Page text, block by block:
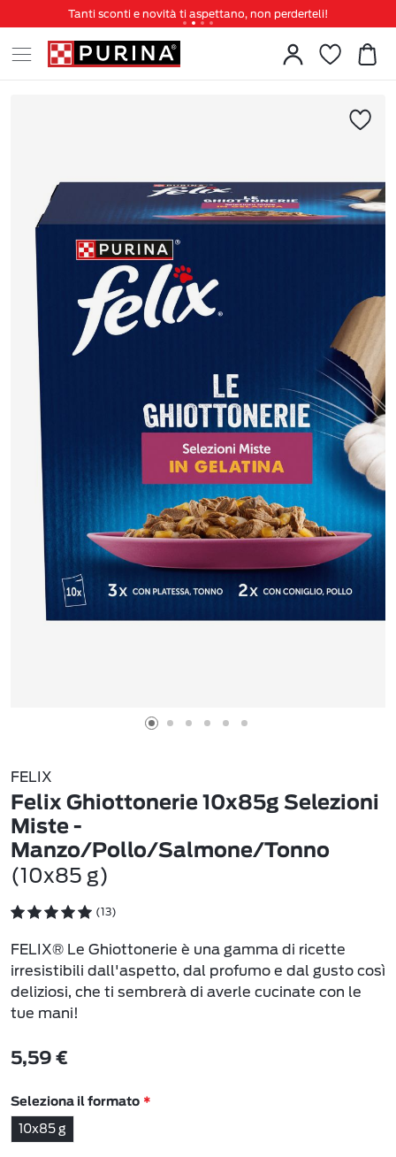
Tanti sconti e novità ti aspettano, non perderteli!
Spedizione gratuita a partire da 49 €
Invita un amico per te 5€ di sconto sul prossimo ordine!
FELIX
Felix Ghiottonerie 10x85g Selezioni
Miste -
Manzo/Pollo/Salmone/Tonno
(10x85 g)
(13)
FELIX® Le Ghiottonerie è una gamma di ricette
irresistibili dall'aspetto, dal profumo e dal gusto così
deliziosi, che ti sembrerà di averle cucinate con le
tue mani!
5,59 €
Seleziona il formato
10x85 g